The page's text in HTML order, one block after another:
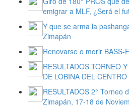
emigrar a MLF, ¿Será el
Y que se arma la
Zimapán
Renovarse o morir BASS-
RESULTADOS TORNEO
DE LOBINA DEL CENTRO
RESULTADOS 2° Torneo
Zimapán, 17-18 de